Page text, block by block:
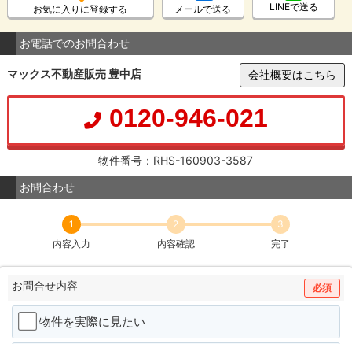
お気に入りに登録する メールで送る LINEで送る
お電話でのお問合わせ
マックス不動産販売 豊中店 会社概要はこちら
0120-946-021
物件番号：RHS-160903-3587
お問合わせ
1
内容入力
2
内容確認
3
完了
お問合せ内容 必須
物件を実際に見たい